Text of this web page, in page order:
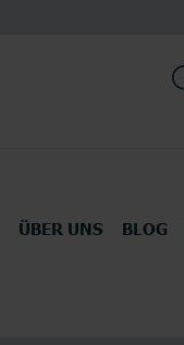
ÜBER UNS BLOG